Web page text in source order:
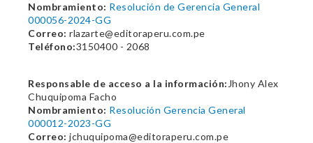
Nombramiento: Resolución de Gerencia General
000056-2024-GG
Correo: rlazarte@editoraperu.com.pe
Teléfono:3150400 - 2068
Responsable de acceso a la información: Jhony Alex
Chuquipoma Facho
Nombramiento: Resolución Gerencia General
000012-2023-GG
Correo: jchuquipoma@editoraperu.com.pe